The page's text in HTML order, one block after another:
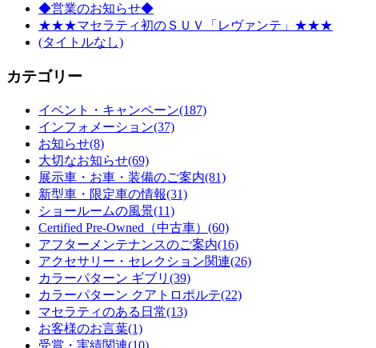
◆営業のお知らせ◆
★★★マセラティ初のＳＵＶ「レヴァンテ」★★★
(タイトルなし)
カテゴリー
イベント・キャンペーン(187)
インフォメーション(37)
お知らせ(8)
大切なお知らせ(69)
展示車・お車・装備のご案内(81)
新型車・限定車の情報(31)
ショールームの風景(11)
Certified Pre-Owned（中古車） (60)
アフターメンテナンスのご案内(16)
アクセサリー・セレクション関連(26)
カラーパターン ギブリ (39)
カラーパターン クアトロポルテ(22)
マセラティのある日常(13)
お客様のお言葉(1)
受賞・実績関連(10)